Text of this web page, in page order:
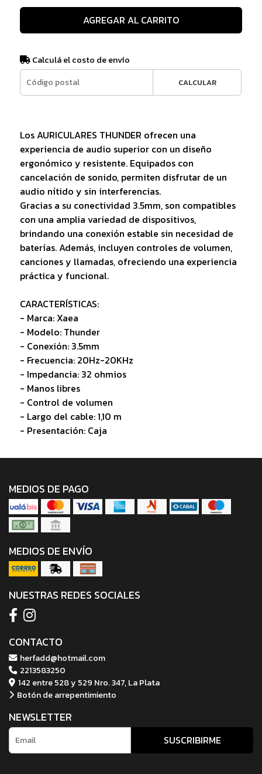
AGREGAR AL CARRITO
Calculá el costo de envío
CALCULAR
Los AURICULARES THUNDER ofrecen una
experiencia de audio superior con un diseño
ergonómico y resistente. Equipados con
cancelación de sonido, permiten disfrutar de un
audio nítido y sin interferencias.
Gracias a su conectividad 3.5mm, son compatibles
con una amplia variedad de dispositivos,
brindando una conexión estable sin necesidad de
baterías. Además, incluyen controles de volumen,
canciones y llamadas, ofreciendo una experiencia
práctica y funcional.
CARACTERÍSTICAS:
- Marca: Xaea
- Modelo: Thunder
- Conexión: 3.5mm
- Frecuencia: 20Hz-20KHz
- Impedancia: 32 ohmios
- Manos libres
- Control de volumen
- Largo del cable: 1,10 m
- Presentación: Caja
MEDIOS DE PAGO
MEDIOS DE ENVÍO
NUESTRAS REDES SOCIALES
CONTACTO
herfadd@hotmail.com
2213583250
142 entre 528 y 529 Nro. 347, La Plata
Botón de arrepentimiento
NEWSLETTER
SUSCRIBIRME